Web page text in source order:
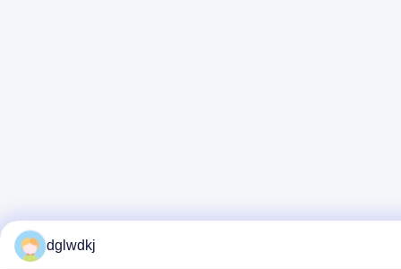
dglwdkj